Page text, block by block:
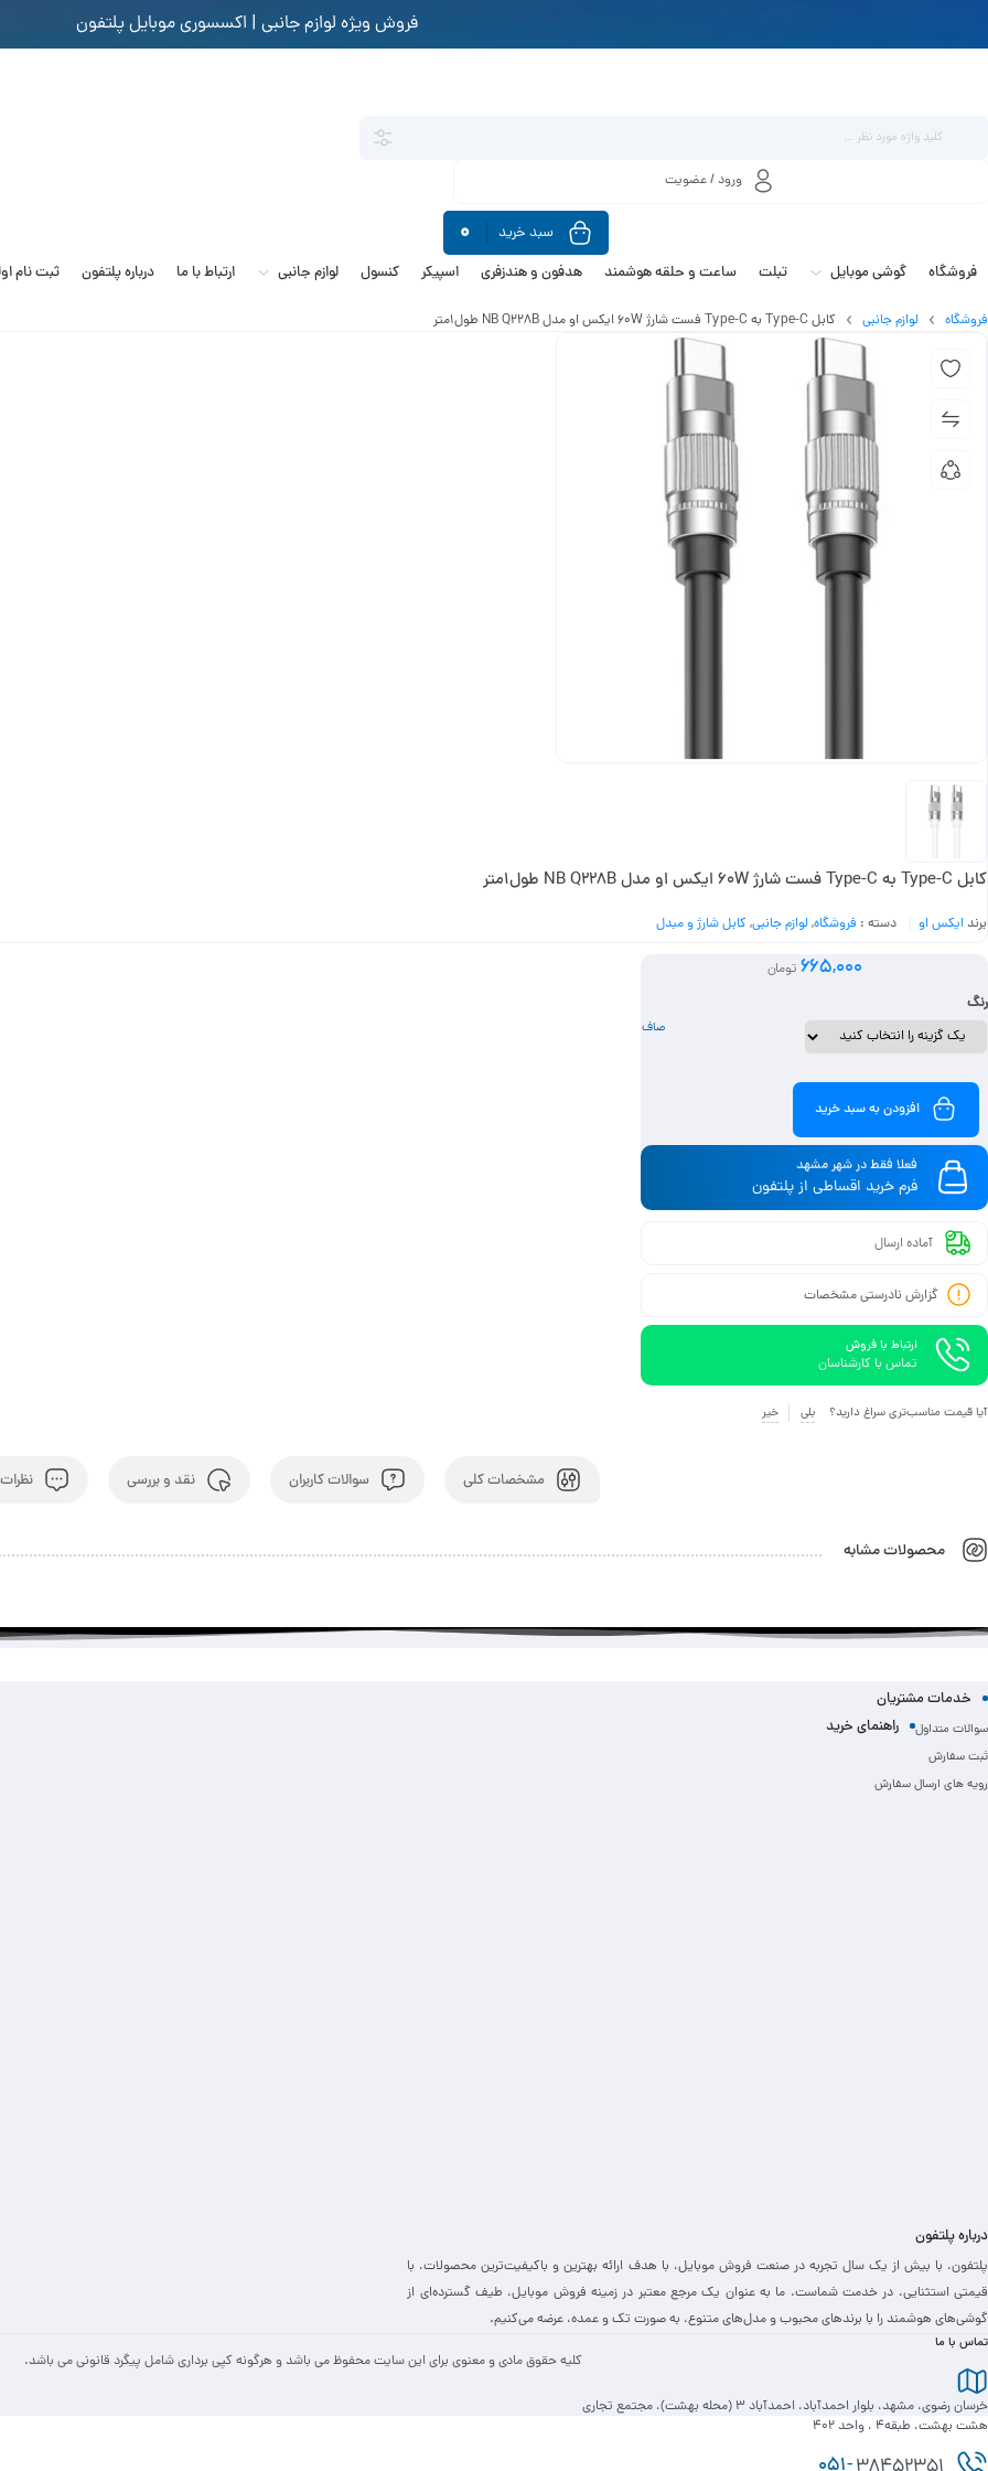
فروش ویژه لوازم جانبی | اکسسوری موبایل پلتفون
ورود / عضویت
سبد خرید 0
فروشگاه گوشی موبایل تبلت ساعت و حلقه هوشمند هدفون و هندزفری اسپیکر کنسول لوازم جانبی ارتباط با ما درباره پلتفون ثبت نام
فروشگاه لوازم جانبی کابل Type-C به Type-C فست شارژ 60W ایکس او مدل NB Q228B طول1متر
کابل Type-C به Type-C فست شارژ 60W ایکس او مدل NB Q228B طول1متر
برندایکس او دسته : فروشگاه,لوازم جانبی,کابل شارژ و مبدل
665,000 تومان
رنگ
صاف
افزودن به سبد خرید
فعلا فقط در شهر مشهد
فرم خرید اقساطی از پلتفون
آماده ارسال
گزارش نادرستی مشخصات
ارتباط با فروش
تماس با کارشناسان
آیا قیمت مناسب‌تری سراغ دارید؟ بلی خیر
مشخصات کلی سوالات کاربران نقد و بررسی نظرات
محصولات مشابه
خدمات مشتریان
سوالات متداول راهنمای خرید
ثبت سفارش
رویه های ارسال سفارش
درباره پلتفون
پلتفون، با بیش از یک سال تجربه در صنعت فروش موبایل، با هدف ارائه بهترین و باکیفیت‌ترین محصولات، با
قیمتی استثنایی، در خدمت شماست. ما به عنوان یک مرجع معتبر در زمینه فروش موبایل، طیف گسترده‌ای از
گوشی‌های هوشمند را با برندهای محبوب و مدل‌های متنوع، به صورت تک و عمده، عرضه می‌کنیم.
تماس با ما
خرسان رضوی، مشهد، بلوار احمدآباد، احمدآباد 3 (محله بهشت)، مجتمع تجاری
هشت بهشت، طبقه4 ، واحد 402
کلیه حقوق مادی و معنوی برای این سایت محفوظ می باشد و هرگونه کپی برداری شامل پیگرد قانونی می باشد.